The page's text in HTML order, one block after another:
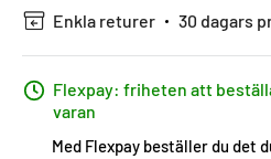
Enkla returer 30 dagars
Flexpay: friheten att
varan
Med Flexpay beställer du det